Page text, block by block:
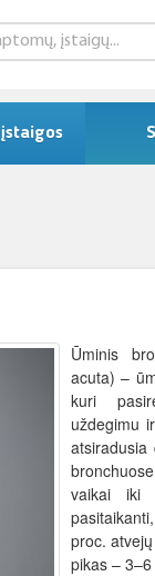
Ūminis
acuta) –
kuri
uždegimu
atsiradusia
vaikai iki
proc.
pikas –